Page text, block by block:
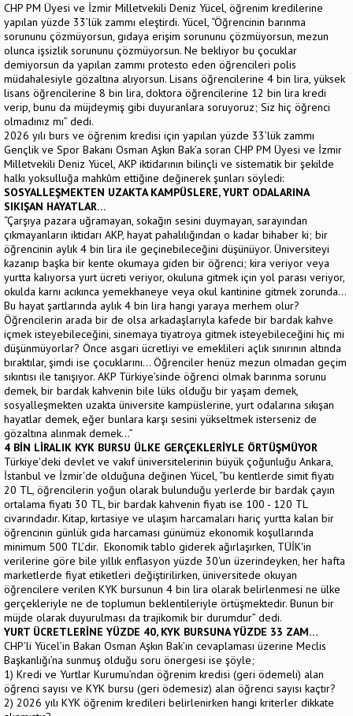
CHP PM Üyesi ve İzmir Milletvekili Deniz Yücel, öğrenim kredilerine
yapılan yüzde 33’lük zammı eleştirdi. Yücel, “Öğrencinin barınma
sorununu çözmüyorsun, gıdaya erişim sorununu çözmüyorsun, mezun
olunca işsizlik sorununu çözmüyorsun. Ne bekliyor bu çocuklar
demiyorsun da yapılan zammı protesto eden öğrencileri polis
müdahalesiyle gözaltına alıyorsun. Lisans öğrencilerine 4 bin lira, yüksek
lisans öğrencilerine 8 bin lira, doktora öğrencilerine 12 bin lira kredi
verip, bunu da müjdeymiş gibi duyuranlara soruyoruz; Siz hiç öğrenci
olmadınız mı” dedi.
2026 yılı burs ve öğrenim kredisi için yapılan yüzde 33’lük zammı
Gençlik ve Spor Bakanı Osman Aşkın Bak’a soran CHP PM Üyesi ve İzmir
Milletvekili Deniz Yücel, AKP iktidarının bilinçli ve sistematik bir şekilde
halkı yoksulluğa mahkûm ettiğine değinerek şunları söyledi:
SOSYALLEŞMEKTEN UZAKTA KAMPÜSLERE, YURT ODALARINA
SIKIŞAN HAYATLAR…
“Çarşıya pazara uğramayan, sokağın sesini duymayan, sarayından
çıkmayanların iktidarı AKP, hayat pahalılığından o kadar bihaber ki; bir
öğrencinin aylık 4 bin lira ile geçinebileceğini düşünüyor. Üniversiteyi
kazanıp başka bir kente okumaya giden bir öğrenci; kira veriyor veya
yurtta kalıyorsa yurt ücreti veriyor, okuluna gitmek için yol parası veriyor,
okulda karnı acıkınca yemekhaneye veya okul kantinine gitmek zorunda…
Bu hayat şartlarında aylık 4 bin lira hangi yaraya merhem olur?
Öğrencilerin arada bir de olsa arkadaşlarıyla kafede bir bardak kahve
içmek isteyebileceğini, sinemaya tiyatroya gitmek isteyebileceğini hiç mi
düşünmüyorlar? Önce asgari ücretliyi ve emeklileri açlık sınırının altında
bıraktılar, şimdi ise çocuklarını… Öğrenciler henüz mezun olmadan geçim
sıkıntısı ile tanışıyor. AKP Türkiye’sinde öğrenci olmak barınma sorunu
demek, bir bardak kahvenin bile lüks olduğu bir yaşam demek,
sosyalleşmekten uzakta üniversite kampüslerine, yurt odalarına sıkışan
hayatlar demek, eğer bunlara karşı sesini yükseltmek isterseniz de
gözaltına alınmak demek…”
4 BİN LİRALIK KYK BURSU ÜLKE GERÇEKLERİYLE ÖRTÜŞMÜYOR
Türkiye'deki devlet ve vakıf üniversitelerinin büyük çoğunluğu Ankara,
İstanbul ve İzmir'de olduğuna değinen Yücel, “bu kentlerde simit fiyatı
20 TL, öğrencilerin yoğun olarak bulunduğu yerlerde bir bardak çayın
ortalama fiyatı 30 TL, bir bardak kahvenin fiyatı ise 100 - 120 TL
civarındadır. Kitap, kırtasiye ve ulaşım harcamaları hariç yurtta kalan bir
öğrencinin günlük gıda harcaması günümüz ekonomik koşullarında
minimum 500 TL’dir. Ekonomik tablo giderek ağırlaşırken, TÜİK'in
verilerine göre bile yıllık enflasyon yüzde 30'un üzerindeyken, her hafta
marketlerde fiyat etiketleri değiştirilirken, üniversitede okuyan
öğrencilere verilen KYK bursunun 4 bin lira olarak belirlenmesi ne ülke
gerçekleriyle ne de toplumun beklentileriyle örtüşmektedir. Bunun bir
müjde olarak duyurulması da trajikomik bir durumdur” dedi.
YURT ÜCRETLERİNE YÜZDE 40, KYK BURSUNA YÜZDE 33 ZAM…
CHP’li Yücel’in Bakan Osman Aşkın Bak’ın cevaplaması üzerine Meclis
Başkanlığı’na sunmuş olduğu soru önergesi ise şöyle;
1) Kredi ve Yurtlar Kurumu’ndan öğrenim kredisi (geri ödemeli) alan
öğrenci sayısı ve KYK bursu (geri ödemesiz) alan öğrenci sayısı kaçtır?
2) 2026 yılı KYK öğrenim kredileri belirlenirken hangi kriterler dikkate